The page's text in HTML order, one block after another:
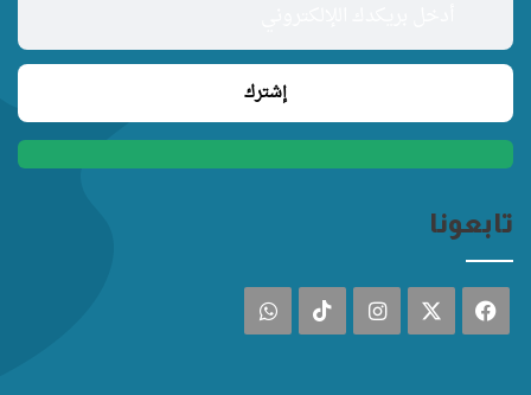
تابعونا
فيسبوك انستقرام ‫TikTokواتساب